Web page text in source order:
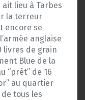
ait lieu à Tarbes
la terreur
encore se
anglaise
livres de grain
Blue de la
“prêt” de 16
au quartier
tous les